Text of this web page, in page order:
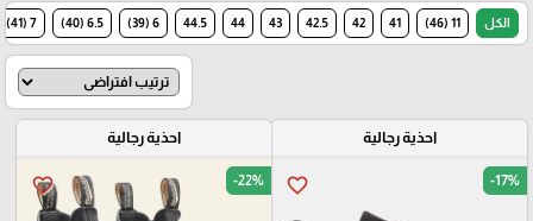
الكل 11 (46)
41
42
42.5
43
44
44.5
6 (39)
6.5 (40)
7 (41)
احذية رجالية
favorite_border -17%
احذية رجالية
favorite_border -22%